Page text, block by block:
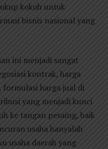
kokoh untuk
bisnis nasional yang
ini menjadi sangat
kontrak, harga
formulasi harga jual di
yang menjadi kunci
ke tangan pesaing, baik
usaha hanyalah
usaha daerah yang